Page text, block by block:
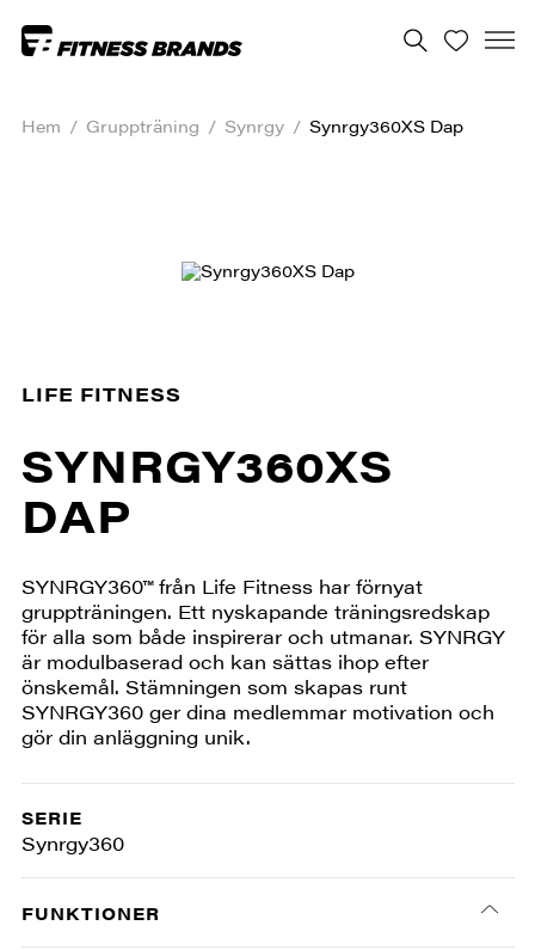
Hem / Gruppträning / Synrgy / Synrgy360XS Dap
LIFE FITNESS
SYNRGY360XS
DAP
SYNRGY360™ från Life Fitness har förnyat
gruppträningen. Ett nyskapande träningsredskap
för alla som både inspirerar och utmanar. SYNRGY
är modulbaserad och kan sättas ihop efter
önskemål. Stämningen som skapas runt
SYNRGY360 ger dina medlemmar motivation och
gör din anläggning unik.
SERIE
Synrgy360
FUNKTIONER